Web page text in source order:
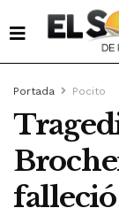
Portada Pocito